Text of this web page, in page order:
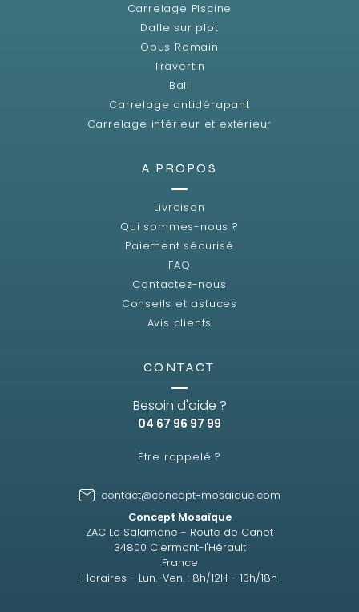
Carrelage Piscine
Dalle sur plot
Opus Romain
Travertin
Bali
Carrelage antidérapant
Carrelage intérieur et extérieur
A PROPOS
Livraison
Qui sommes-nous ?
Paiement sécurisé
FAQ
Contactez-nous
Conseils et astuces
Avis clients
CONTACT
Besoin d'aide ?
04 67 96 97 99
Être rappelé ?
contact@concept-mosaique.com
Concept Mosaïque
ZAC La Salamane - Route de Canet
34800 Clermont-l'Hérault
France
Horaires - Lun.-Ven. : 8h/12H - 13h/18h